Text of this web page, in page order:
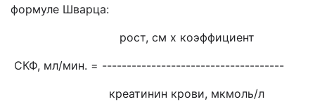
формуле Шварца:
рост, см х коэффициент
СКФ, мл/мин. = -------------------------------------
креатинин крови, мкмоль/л